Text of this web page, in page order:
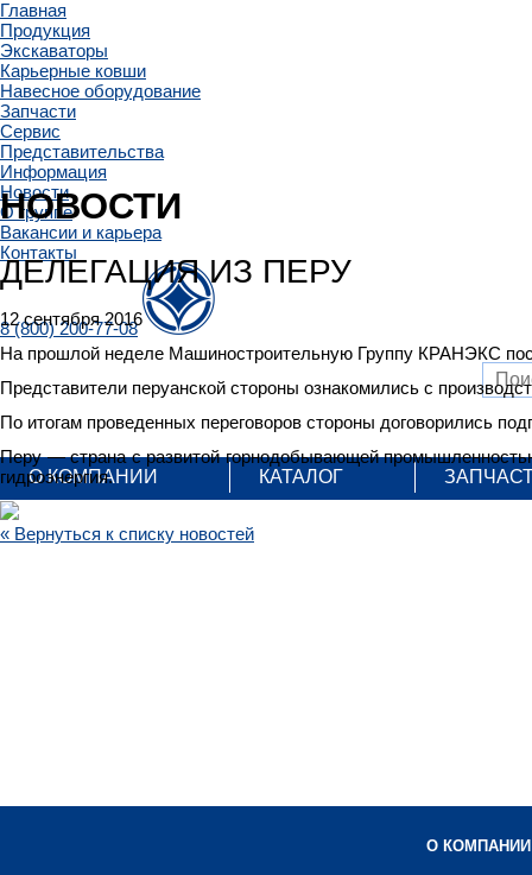
Главная
Продукция
Экскаваторы
Карьерные ковши
Навесное оборудование
Запчасти
Сервис
Представительства
Информация
Новости
О группе
Вакансии и карьера
Контакты
8 (800) 200-77-08
О КОМПАНИИ КАТАЛОГ
НОВОСТИ
ДЕЛЕГАЦИЯ ИЗ ПЕРУ
12 сентября 2016
На прошлой неделе Машиностроительную Группу КРАНЭКС
Представители перуанской стороны ознакомились с
По итогам проведенных переговоров стороны договорились
Перу — страна с развитой горнодобывающей
гидроэнергия.
« Вернуться к списку новостей
О КОМПАНИИ